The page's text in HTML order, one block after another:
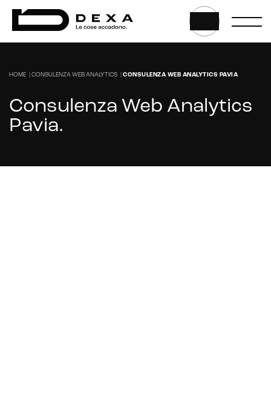
HOME CONSULENZA WEB ANALYTICS CONSULENZA WEB ANALYTICS PAVIA
Consulenza Web Analytics
Pavia.